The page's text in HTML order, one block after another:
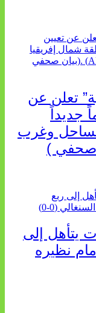
تعلن عن
جديداً
وغرب
يتأهل إلى
نظيره